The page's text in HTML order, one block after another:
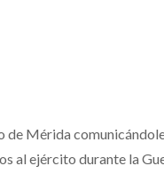
Mérida
al ejército durante la